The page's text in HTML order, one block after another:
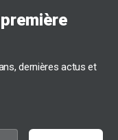
dernières actus et